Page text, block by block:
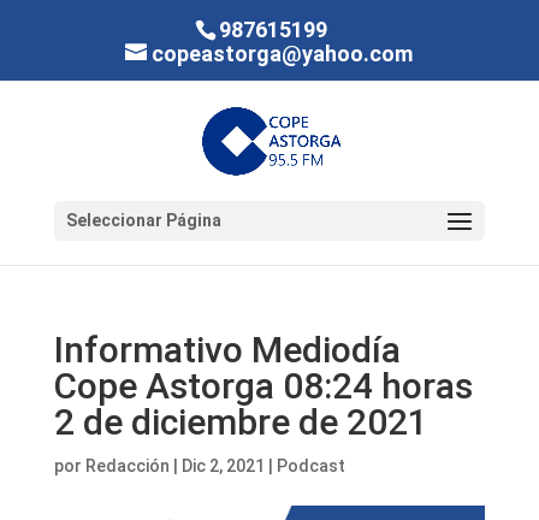
987615199
copeastorga@yahoo.com
Seleccionar Página
Informativo Mediodía
Cope Astorga 08:24 horas
2 de diciembre de 2021
por Redacción Dic 2, 2021 Podcast